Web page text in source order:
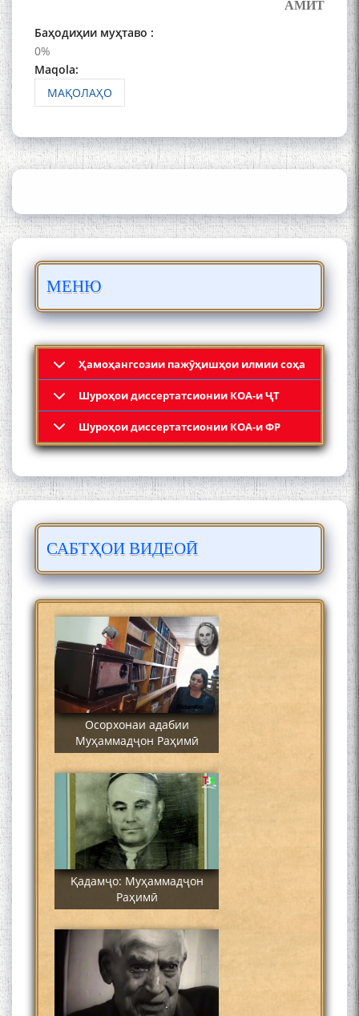
АМИТ
Баҳодиҳии муҳтаво :
0%
Maqola:
МАҚОЛАҲО
МЕНЮ
Ҳамоҳангсозии пажӯҳишҳои илмии соҳа
Шyроҳои диссертатсионии КОА-и ҶТ
Шyроҳои диссертатсионии КОА-и ФР
САБТҲОИ ВИДЕОӢ
ШАРҲИ МУЛОҚОТ БО АҲЛИ
АКАДЕМИЯИ МИЛЛИИ
ИЛМҲОИ ТОҶИКИСТОН
БО 4 000 000 СОМОНӢ
МӮЪМИН ҚАНОАТ СОХТА
Кадамчо Худои Шарифзода
Сайре дар Осорхона
Муҳаммадҷон Раҳимӣ
Осорхонаи адабии
Муҳаммадҷон Раҳимӣ
Қадамҷо: Муҳаммадҷон
Раҳимӣ